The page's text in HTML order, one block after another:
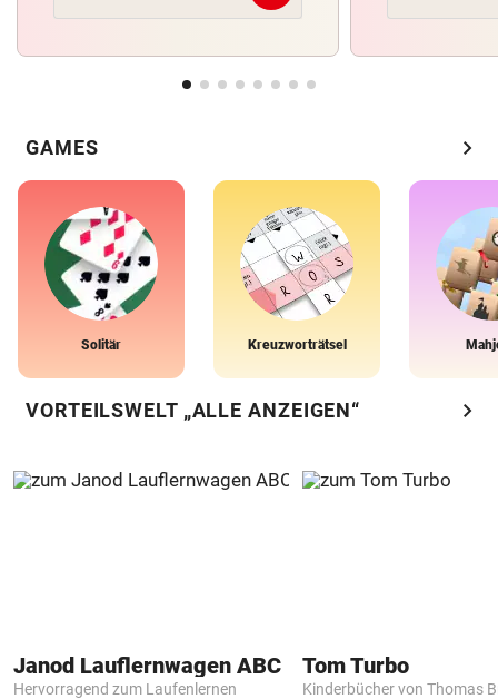
GAMES chevron_right
Solitär Kreuzworträtsel
VORTEILSWELT „ALLE ANZEIGEN“ chevron_right
Janod Lauflernwagen ABC
Hervorragend zum Laufenlernen
Tom Turbo
Kinderbücher von Thomas